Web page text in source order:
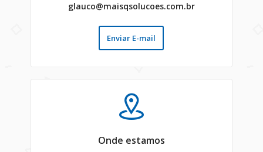
glauco@maisqsolucoes.com.br
Enviar E-mail
Onde estamos